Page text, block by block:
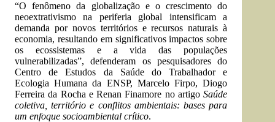
“O fenômeno da globalização e o crescimento do
neoextrativismo na periferia global intensificam a
demanda por novos territórios e recursos naturais à
economia, resultando em significativos impactos sobre
os ecossistemas e a vida das populações
vulnerabilizadas”, defenderam os pesquisadores do
Centro de Estudos da Saúde do Trabalhador e
Ecologia Humana da ENSP, Marcelo Firpo, Diogo
Ferreira da Rocha e Renan Finamore no artigoSaúde
coletiva, território e conflitos ambientais: bases para
um enfoque socioambiental crítico.